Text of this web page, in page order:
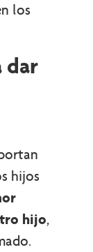
los
dar
hijos
hijo,